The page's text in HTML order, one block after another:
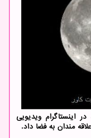
اینستاگرام ویدیویی
مندان به فضا داد.